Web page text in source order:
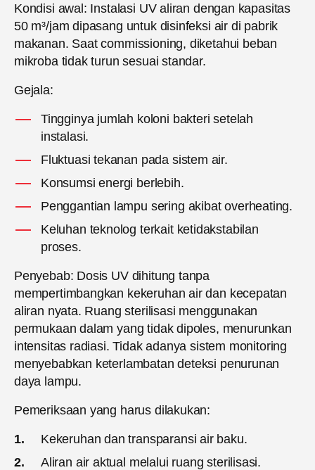
Kondisi awal: Instalasi UV aliran dengan kapasitas
50 m³/jam dipasang untuk disinfeksi air di pabrik
makanan. Saat commissioning, diketahui beban
mikroba tidak turun sesuai standar.
Gejala:
Tingginya jumlah koloni bakteri setelah
instalasi.
Fluktuasi tekanan pada sistem air.
Konsumsi energi berlebih.
Penggantian lampu sering akibat overheating.
Keluhan teknolog terkait ketidakstabilan
proses.
Penyebab: Dosis UV dihitung tanpa
mempertimbangkan kekeruhan air dan kecepatan
aliran nyata. Ruang sterilisasi menggunakan
permukaan dalam yang tidak dipoles, menurunkan
intensitas radiasi. Tidak adanya sistem monitoring
menyebabkan keterlambatan deteksi penurunan
daya lampu.
Pemeriksaan yang harus dilakukan:
Kekeruhan dan transparansi air baku.
Aliran air aktual melalui ruang sterilisasi.